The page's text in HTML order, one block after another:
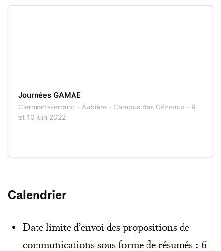
Journées GAMAE
Clermont-Ferrand - Aubière - Campus des Cézeaux - 9
et 10 juin 2022
Calendrier
Date limite d’envoi des propositions de
communications sous forme de résumés : 6